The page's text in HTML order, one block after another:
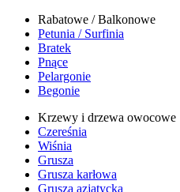
Rabatowe / Balkonowe
Petunia / Surfinia
Bratek
Pnące
Pelargonie
Begonie
Krzewy i drzewa owocowe
Czereśnia
Wiśnia
Grusza
Grusza karłowa
Grusza azjatycka